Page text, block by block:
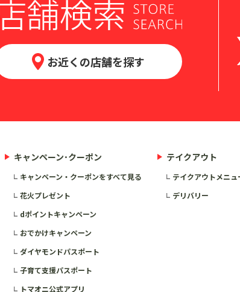
お近くの店舗を探す
キャンペーン･クーポン
キャンペーン・クーポンをすべて見る
花火プレゼント
dポイントキャンペーン
おでかけキャンペーン
ダイヤモンドパスポート
子育て支援パスポート
トマオニ公式アプリ
テイクアウト
テイクアウトメニュ
デリバリー